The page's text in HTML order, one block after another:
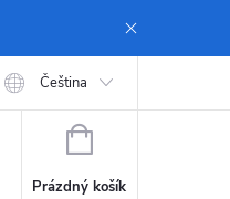
Zásady ochrany osobních údajů
Čeština
NÁKUPNÍ
Prázdný košík